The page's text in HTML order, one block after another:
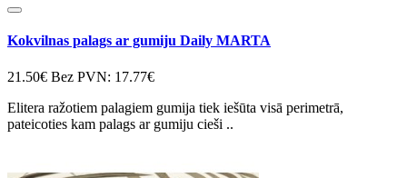
Kokvilnas palags ar gumiju Daily MARTA
21.50€ Bez PVN: 17.77€
Elitera ražotiem palagiem gumija tiek iešūta visā perimetrā,
pateicoties kam palags ar gumiju cieši ..